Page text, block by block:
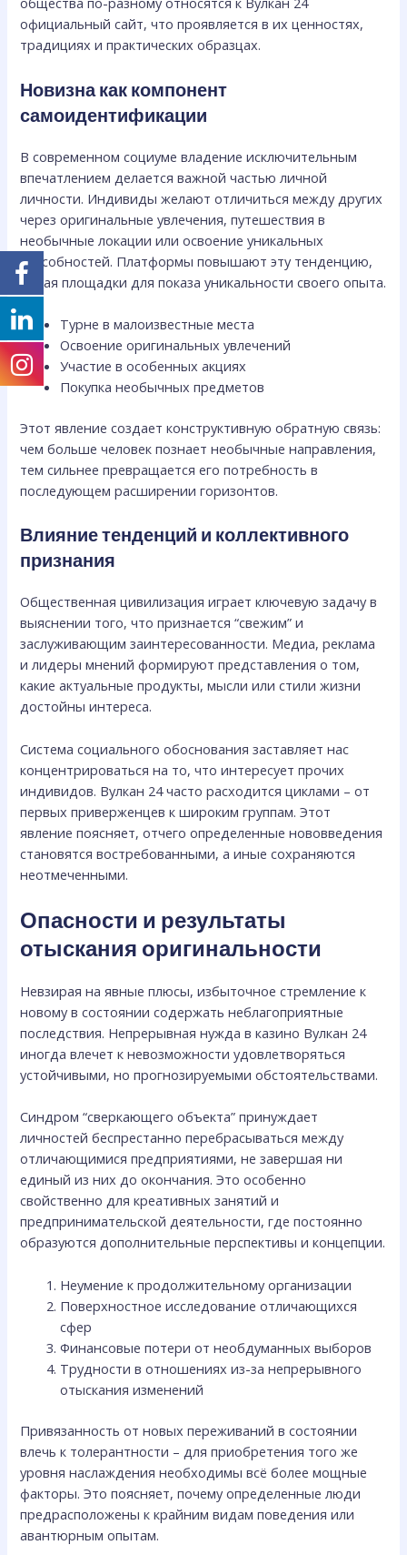
официальный сайт, что проявляется в их ценностях,
традициях и практических образцах.
Новизна как компонент
самоидентификации
В современном социуме владение исключительным
впечатлением делается важной частью личной
личности. Индивиды желают отличиться между других
через оригинальные увлечения, путешествия в
необычные локации или освоение уникальных
способностей. Платформы повышают эту тенденцию,
давая площадки для показа уникальности своего опыта.
Турне в малоизвестные места
Освоение оригинальных увлечений
Участие в особенных акциях
Покупка необычных предметов
Этот явление создает конструктивную обратную связь:
чем больше человек познает необычные направления,
тем сильнее превращается его потребность в
последующем расширении горизонтов.
Влияние тенденций и коллективного
признания
Общественная цивилизация играет ключевую задачу в
выяснении того, что признается “свежим” и
заслуживающим заинтересованности. Медиа, реклама
и лидеры мнений формируют представления о том,
какие актуальные продукты, мысли или стили жизни
достойны интереса.
Система социального обоснования заставляет нас
концентрироваться на то, что интересует прочих
индивидов. Вулкан 24 часто расходится циклами – от
первых приверженцев к широким группам. Этот
явление поясняет, отчего определенные нововведения
становятся востребованными, а иные сохраняются
неотмеченными.
Опасности и результаты
отыскания оригинальности
Невзирая на явные плюсы, избыточное стремление к
новому в состоянии содержать неблагоприятные
последствия. Непрерывная нужда в казино Вулкан 24
иногда влечет к невозможности удовлетворяться
устойчивыми, но прогнозируемыми обстоятельствами.
Синдром “сверкающего объекта” принуждает
личностей беспрестанно перебрасываться между
отличающимися предприятиями, не завершая ни
единый из них до окончания. Это особенно
свойственно для креативных занятий и
предпринимательской деятельности, где постоянно
образуются дополнительные перспективы и концепции.
Неумение к продолжительному организации
Поверхностное исследование отличающихся
сфер
Финансовые потери от необдуманных выборов
Трудности в отношениях из-за непрерывного
отыскания изменений
Привязанность от новых переживаний в состоянии
влечь к толерантности – для приобретения того же
уровня наслаждения необходимы всё более мощные
факторы. Это поясняет, почему определенные люди
предрасположены к крайним видам поведения или
авантюрным опытам.